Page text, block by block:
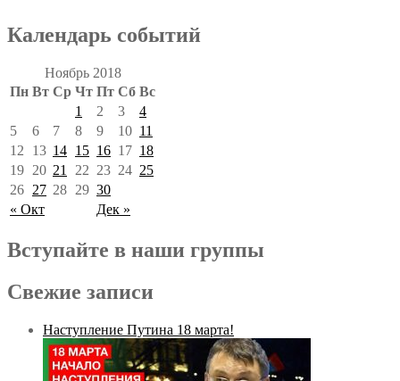
Календарь событий
Ноябрь 2018
Пн Вт Ср Чт Пт Сб Вс
« Окт Дек »
1 2 3
4
5
6 7 8 9 10 11
12
13 14 15 16 17 18
19 20 21 22 23 24 25
26 27 28 29 30
Вступайте в наши группы
Свежие записи
Наступление Путина 18 марта!